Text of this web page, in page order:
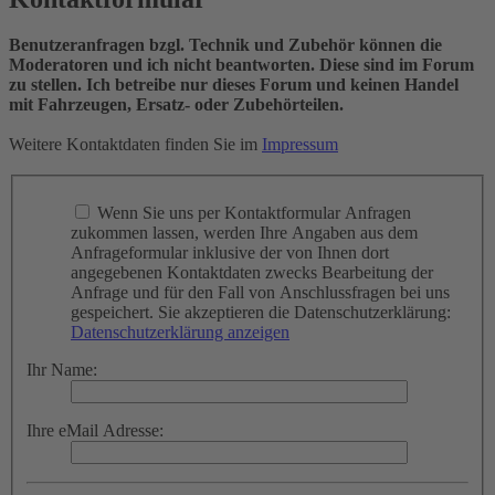
Benutzeranfragen bzgl. Technik und Zubehör können die
Moderatoren und ich nicht beantworten. Diese sind im Forum
zu stellen. Ich betreibe nur dieses Forum und keinen Handel
mit Fahrzeugen, Ersatz- oder Zubehörteilen.
Weitere Kontaktdaten finden Sie im Impressum
Wenn Sie uns per Kontaktformular Anfragen
zukommen lassen, werden Ihre Angaben aus dem
Anfrageformular inklusive der von Ihnen dort
angegebenen Kontaktdaten zwecks Bearbeitung der
Anfrage und für den Fall von Anschlussfragen bei uns
gespeichert. Sie akzeptieren die Datenschutzerklärung:
Datenschutzerklärung anzeigen
Ihr Name:
Ihre eMail Adresse: